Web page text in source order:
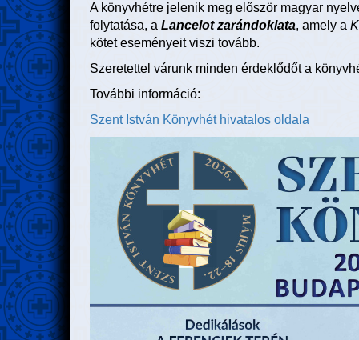
A könyvhétre jelenik meg először magyar
folytatása, a Lancelot zarándoklata, amely a
kötet eseményeit viszi tovább.
Szeretettel várunk minden érdeklődőt a
További információ:
Szent István Könyvhét hivatalos oldala